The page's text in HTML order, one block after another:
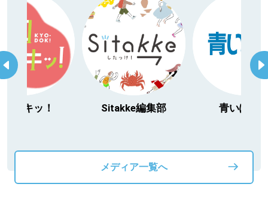
編集部 青いぽすと
「北海道３大
メディア一覧へ